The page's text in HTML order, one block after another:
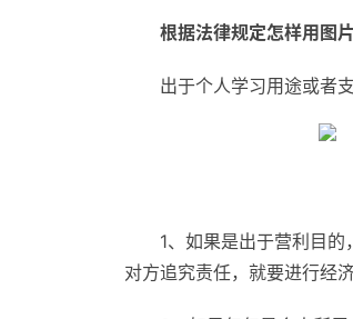
根据法律规定怎样用图
出于个人学习用途或者
1、如果是出于营利目
对方追究责任，就要进行经济